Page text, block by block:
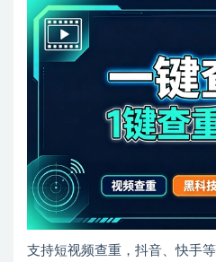
支持短视频查重，抖音、快手